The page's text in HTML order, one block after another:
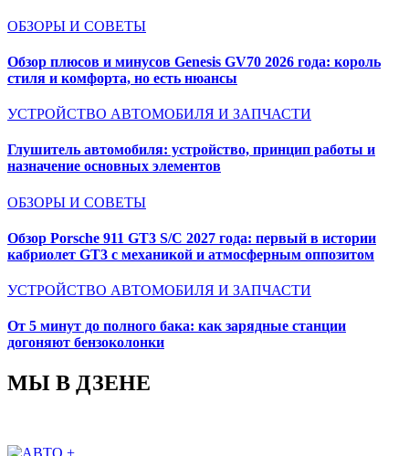
ОБЗОРЫ И СОВЕТЫ
Обзор плюсов и минусов Genesis GV70 2026 года: король
стиля и комфорта, но есть нюансы
УСТРОЙСТВО АВТОМОБИЛЯ И ЗАПЧАСТИ
Глушитель автомобиля: устройство, принцип работы и
назначение основных элементов
ОБЗОРЫ И СОВЕТЫ
Обзор Porsche 911 GT3 S/C 2027 года: первый в истории
кабриолет GT3 с механикой и атмосферным оппозитом
УСТРОЙСТВО АВТОМОБИЛЯ И ЗАПЧАСТИ
От 5 минут до полного бака: как зарядные станции
догоняют бензоколонки
МЫ В ДЗЕНЕ